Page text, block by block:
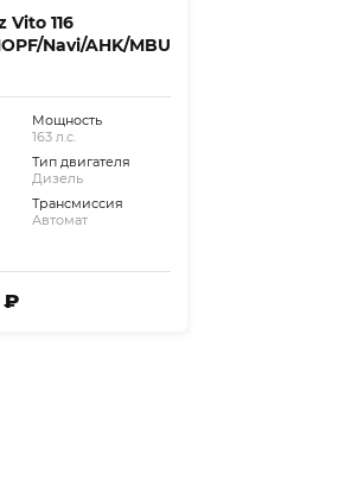
Vito 116
Navi/AHK/MBUX/SHZ/Cam
Мощность
163 л.с.
Тип двигателя
Дизель
Трансмиссия
Автомат
₽